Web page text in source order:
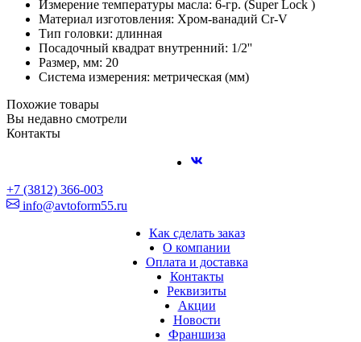
Измерение температуры масла: 6-гр. (Super Lock )
Материал изготовления: Хром-ванадий Cr-V
Тип головки: длинная
Посадочный квадрат внутренний: 1/2''
Размер, мм: 20
Система измерения: метрическая (мм)
Похожие товары
Вы недавно смотрели
Контакты
+7 (3812) 366-003
info@avtoform55.ru
Как сделать заказ
О компании
Оплата и доставка
Контакты
Реквизиты
Акции
Новости
Франшиза